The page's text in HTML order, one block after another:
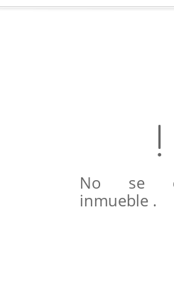
No se
inmueble .